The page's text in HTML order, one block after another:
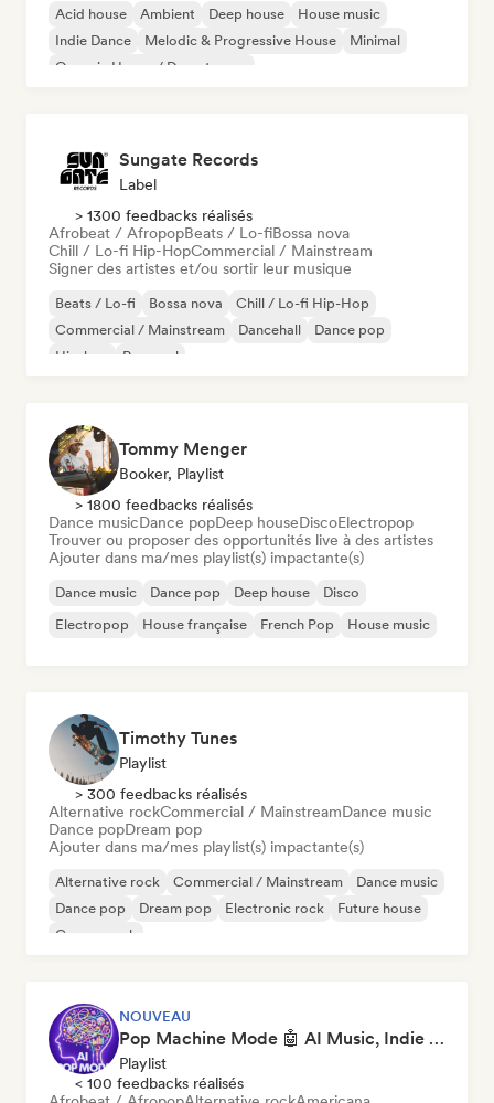
Acid house Ambient Deep house
House music
Indie Dance
Melodic & Progressive House
Minimal
Organic House / Downtempo
Sungate Records
Label
> 1300 feedbacks réalisés
Afrobeat / AfropopBeats / Lo-fiBossa nova
Chill / Lo-fi Hip-HopCommercial / Mainstream
Signer des artistes et/ou sortir leur musique
Beats / Lo-fi Bossa nova
Chill / Lo-fi Hip-Hop
Commercial / Mainstream
Dancehall
Dance pop
Hip-hop
Pop soul
Tommy Menger
Booker, Playlist
> 1800 feedbacks réalisés
Dance musicDance popDeep houseDiscoElectropop
Trouver ou proposer des opportunités live à des artistes
Ajouter dans ma/mes playlist(s) impactante(s)
Dance music Dance pop Deep house
Disco
Electropop
House française French Pop House music
Timothy Tunes
Playlist
> 300 feedbacks réalisés
Alternative rockCommercial / MainstreamDance music
Dance popDream pop
Ajouter dans ma/mes playlist(s) impactante(s)
Alternative rock Commercial / Mainstream
Dance music
Dance pop
Dream pop Electronic rock
Future house
Garage rock
NOUVEAU
Pop Machine Mode 🤖 AI Music, Indie Pop & Dream Pop
Playlist
< 100 feedbacks réalisés